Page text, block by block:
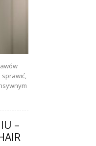
sprawić,
–